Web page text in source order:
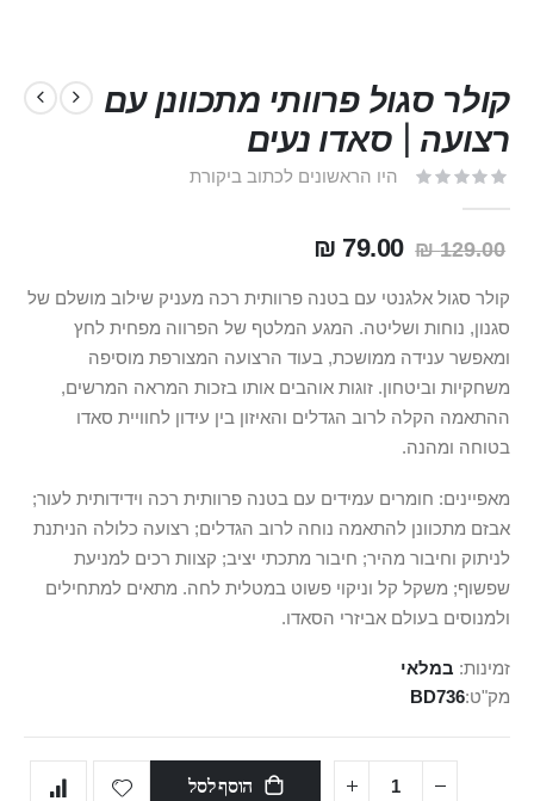
קולר סגול פרוותי מתכוונן עם
רצועה | סאדו נעים
היו הראשונים לכתוב ביקורת
129.00 ₪
79.00 ₪
קולר סגול אלגנטי עם בטנה פרוותית רכה מעניק שילוב מושלם של
סגנון, נוחות ושליטה. המגע המלטף של הפרווה מפחית לחץ
ומאפשר ענידה ממושכת, בעוד הרצועה המצורפת מוסיפה
משחקיות וביטחון. זוגות אוהבים אותו בזכות המראה המרשים,
ההתאמה הקלה לרוב הגדלים והאיזון בין עידון לחוויית סאדו
בטוחה ומהנה.
מאפיינים: חומרים עמידים עם בטנה פרוותית רכה וידידותית לעור;
אבזם מתכוונן להתאמה נוחה לרוב הגדלים; רצועה כלולה הניתנת
לניתוק וחיבור מהיר; חיבור מתכתי יציב; קצוות רכים למניעת
שפשוף; משקל קל וניקוי פשוט במטלית לחה. מתאים למתחילים
ולמנוסים בעולם אביזרי הסאדו.
זמינות: במלאי
מק"ט BD736
הוסף לסל